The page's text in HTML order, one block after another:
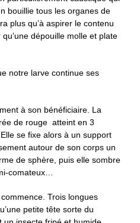
bouillie tous les organes de
plus qu’à aspirer le contenu
dépouille molle et plate
notre larve continue ses
à son bénéficiaire. La
de rouge atteint en 3
se fixe alors à un support
autour de son corps un
de sphère, puis elle sombre
comateux…
Trois longues
petite tête sorte du